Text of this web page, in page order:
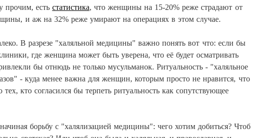
прочим, есть статистика, что женщины на 15-20% реже страдают от
и аж на 32% реже умирают на операциях в этом случае.
В разрезе "халяльной медицины" важно понять вот что: если бы
где женщина может быть уверена, что её будет осматривать
бы отнюдь не только мусульманок. Ритуальность - "халяльное
- куда менее важна для женщин, которым просто не нравится, что
кто согласился бы терпеть ритуальность как сопутствующее
борьбу с "халялизацией медицины": чего хотим добиться? Чтоб